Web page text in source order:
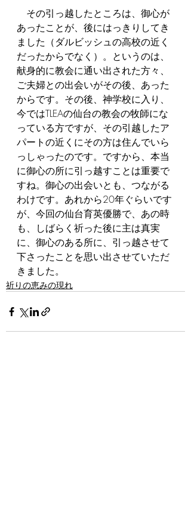
その引っ越したところは、御心が
あったことが、後にはっきりしてき
ました（ダルビッシュの高校の近く
だったからでなく）。というのは、
献身的に教会に通い出された方々、
ご夫婦との出会いがその後、あった
からです。その後、神学校に入り、
今ではTLEAの仙台の教会の牧師にな
っている方ですが、その引越したア
パートの近くにその方は住んでいら
っしゃったのです。ですから、本当
に御心の所に引っ越すことは重要で
すね。御心の出会いとも、つながる
わけです。あれから20年ぐらいです
が、今回の仙台育英優勝で、あの時
も、しばらく祈った後に主は真実
に、御心のある所に、引っ越させて
下さったことを思い出させていただ
きました。
祈りの恵みの現れ